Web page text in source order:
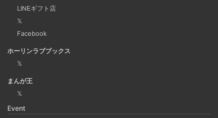
です。 忙しいと、いくらスケジュールを頭に入れていて
も、仕事に没頭してしまい、他の業務や会議の開始時間を
過ぎてしまうことがあります。そんな経験がある方には、
この機能が非常に役立つと思います。
Laravelを使って簡単にReactを開発できる環境を作
成する
2025-03-18
Laravelを使って簡単にReactの開発環境を構築する。 以前
LINEギフト店
𝕏
Facebook
ホーリンラブブックス
𝕏
まんが王
𝕏
Event